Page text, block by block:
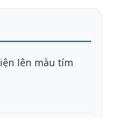
lên màu tím